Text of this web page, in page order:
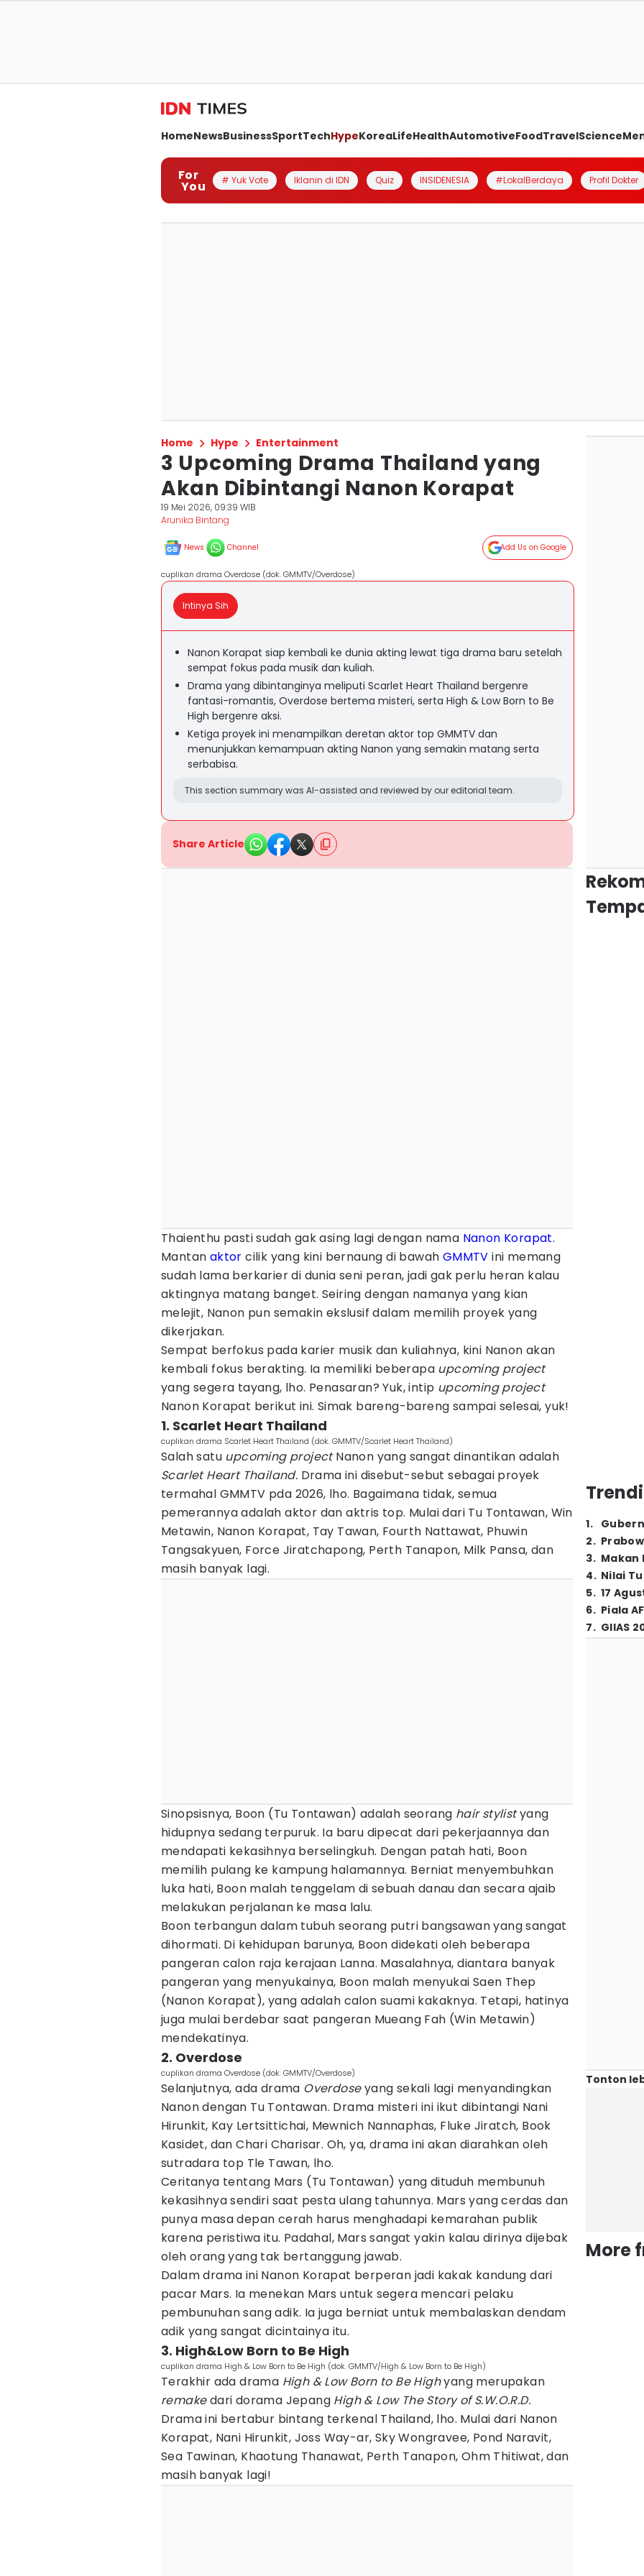
HomeNewsBusinessSportTechHypeKoreaLifeHealthAutomotiveFoodTravelScience
For
You # Yuk Vote Iklanin di IDN Quiz INSIDENESIA #LokalBerdaya Profil Dokter
Home Hype Entertainment
3 Upcoming Drama Thailand yang
Akan Dibintangi Nanon Korapat
19 Mei 2026, 09:39 WIB
Arunika Bintang
News Channel Add Us on Google
cuplikan drama Overdose (dok. GMMTV/Overdose)
Intinya Sih
Nanon Korapat siap kembali ke dunia akting lewat tiga drama baru setelah
sempat fokus pada musik dan kuliah.
Drama yang dibintanginya meliputi Scarlet Heart Thailand bergenre
fantasi-romantis, Overdose bertema misteri, serta High & Low Born to Be
High bergenre aksi.
Ketiga proyek ini menampilkan deretan aktor top GMMTV dan
menunjukkan kemampuan akting Nanon yang semakin matang serta
serbabisa.
This section summary was AI-assisted and reviewed by our editorial team.
Share Article
Thaienthu pasti sudah gak asing lagi dengan nama Nanon Korapat.
Mantan aktor cilik yang kini bernaung di bawah GMMTV ini memang
sudah lama berkarier di dunia seni peran, jadi gak perlu heran kalau
aktingnya matang banget. Seiring dengan namanya yang kian
melejit, Nanon pun semakin ekslusif dalam memilih proyek yang
dikerjakan.
Sempat berfokus pada karier musik dan kuliahnya, kini Nanon akan
kembali fokus berakting. Ia memiliki beberapa upcoming project
yang segera tayang, lho. Penasaran? Yuk, intip upcoming project
Nanon Korapat berikut ini. Simak bareng-bareng sampai selesai, yuk!
1. Scarlet Heart Thailand
cuplikan drama Scarlet Heart Thailand (dok. GMMTV/Scarlet Heart Thailand)
Salah satu upcoming projectNanon yang sangat dinantikan adalah
Scarlet Heart Thailand. Drama ini disebut-sebut sebagai proyek
termahal GMMTV pda 2026, lho. Bagaimana tidak, semua
pemerannya adalah aktor dan aktris top. Mulai dari Tu Tontawan, Win
Metawin, Nanon Korapat, Tay Tawan, Fourth Nattawat, Phuwin
Tangsakyuen, Force Jiratchapong, Perth Tanapon, Milk Pansa, dan
masih banyak lagi.
Sinopsisnya, Boon (Tu Tontawan) adalah seorang hair stylistyang
hidupnya sedang terpuruk. Ia baru dipecat dari pekerjaannya dan
mendapati kekasihnya berselingkuh. Dengan patah hati, Boon
memilih pulang ke kampung halamannya. Berniat menyembuhkan
luka hati, Boon malah tenggelam di sebuah danau dan secara ajaib
melakukan perjalanan ke masa lalu.
Boon terbangun dalam tubuh seorang putri bangsawan yang sangat
dihormati. Di kehidupan barunya, Boon didekati oleh beberapa
pangeran calon raja kerajaan Lanna. Masalahnya, diantara banyak
pangeran yang menyukainya, Boon malah menyukai Saen Thep
(Nanon Korapat), yang adalah calon suami kakaknya. Tetapi, hatinya
juga mulai berdebar saat pangeran Mueang Fah (Win Metawin)
mendekatinya.
2. Overdose
cuplikan drama Overdose (dok. GMMTV/Overdose)
Selanjutnya, ada drama Overdoseyang sekali lagi menyandingkan
Nanon dengan Tu Tontawan. Drama misteri ini ikut dibintangi Nani
Hirunkit, Kay Lertsittichai, Mewnich Nannaphas, Fluke Jiratch, Book
Kasidet, dan Chari Charisar. Oh, ya, drama ini akan diarahkan oleh
sutradara top Tle Tawan, lho.
Ceritanya tentang Mars (Tu Tontawan) yang dituduh membunuh
kekasihnya sendiri saat pesta ulang tahunnya. Mars yang cerdas dan
punya masa depan cerah harus menghadapi kemarahan publik
karena peristiwa itu. Padahal, Mars sangat yakin kalau dirinya dijebak
oleh orang yang tak bertanggung jawab.
Dalam drama ini Nanon Korapat berperan jadi kakak kandung dari
pacar Mars. Ia menekan Mars untuk segera mencari pelaku
pembunuhan sang adik. Ia juga berniat untuk membalaskan dendam
adik yang sangat dicintainya itu.
3. High&Low Born to Be High
cuplikan drama High & Low Born to Be High (dok. GMMTV/High & Low Born to Be High)
Terakhir ada drama High & Low Born to Be Highyang merupakan
remakedari dorama Jepang High & Low The Story of S.W.O.R.D.
Drama ini bertabur bintang terkenal Thailand, lho. Mulai dari Nanon
Korapat, Nani Hirunkit, Joss Way-ar, Sky Wongravee, Pond Naravit,
Sea Tawinan, Khaotung Thanawat, Perth Tanapon, Ohm Thitiwat, dan
masih banyak lagi!
1.
2.
3. Makan
4. Nilai
5. 17
6. Piala
7. GIIAS
Tonton
More